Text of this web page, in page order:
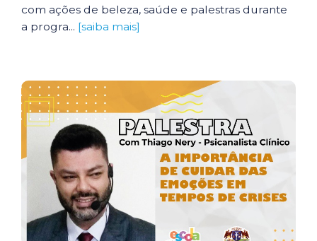
com ações de beleza, saúde e palestras durante
a progra... [saiba mais]